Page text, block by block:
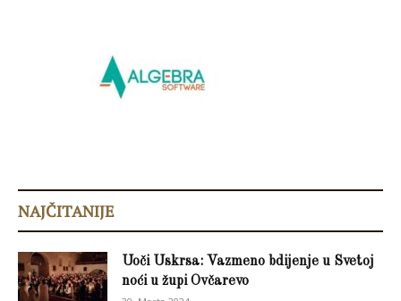
NAJČITANIJE
Uoči Uskrsa: Vazmeno bdijenje u Svetoj
noći u župi Ovčarevo